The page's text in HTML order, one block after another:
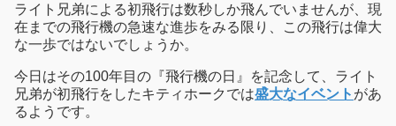
ライト兄弟による初飛行は数秒しか飛んでいませんが、現
在までの飛行機の急速な進歩をみる限り、この飛行は偉大
な一歩ではないでしょうか。
今日はその100年目の『飛行機の日』を記念して、ライト
兄弟が初飛行をしたキティホークでは盛大なイベント があ
るようです。